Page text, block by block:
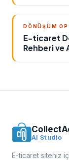
DÖNÜŞÜM
E-ticaret
Rehberi ve
AI Studio
E-ticaret siteniz